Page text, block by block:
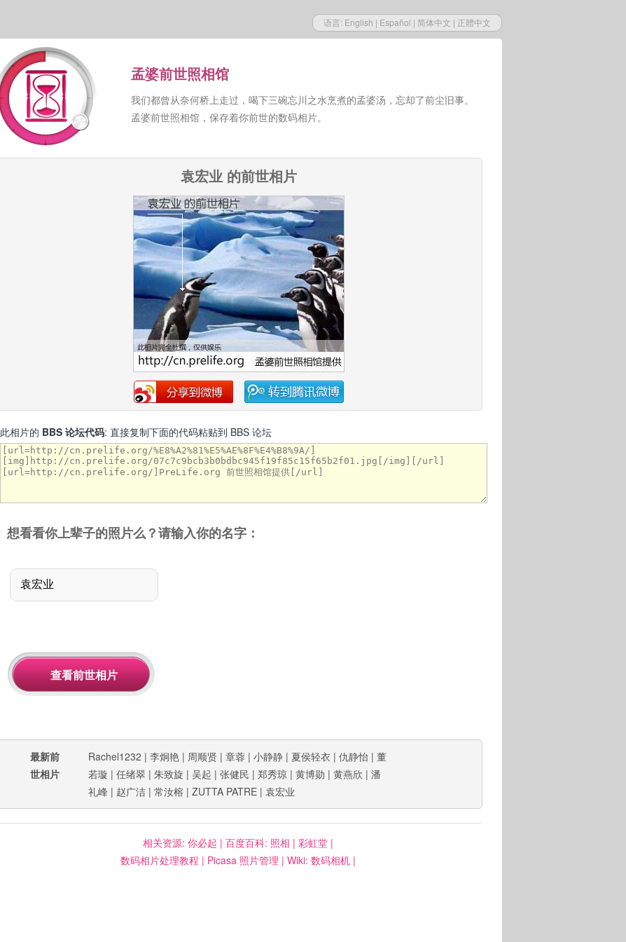
语言: English | Español | 简体中文 | 正體中文
孟婆前世照相馆
我们都曾从奈何桥上走过，喝下三碗忘川之水烹煮的孟婆汤，忘却了前尘旧事。
孟婆前世照相馆，保存着你前世的数码相片。
袁宏业 的前世相片
此相片的 BBS 论坛代码: 直接复制下面的代码粘贴到 BBS 论坛
想看看你上辈子的照片么？请输入你的名字：
最新前
世相片
Rachel1232 | 李炯艳 | 周顺贤 | 章蓉 | 小静静 | 夏侯轻衣 | 仇静怡 | 董
若璇 | 任绪翠 | 朱致旋 | 吴起 | 张健民 | 郑秀琼 | 黄博勋 | 黄燕欣 | 潘
礼峰 | 赵广洁 | 常汝榕 | ZUTTA PATRE | 袁宏业
相关资源: 你必起 | 百度百科: 照相 | 彩虹堂|
数码相片处理教程 | Picasa 照片管理 | Wiki: 数码相机|